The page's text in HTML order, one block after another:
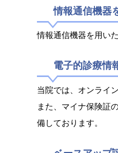
情報通信機器
情報通信機器を用い
電子的診療情
当院では、オンライ
また、マイナ保険証
備しております。